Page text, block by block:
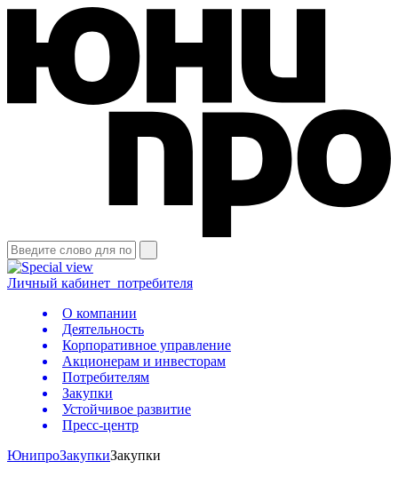
Личный кабинет потребителя
О компании
Деятельность
Корпоративное управление
Акционерам и инвесторам
Потребителям
Закупки
Устойчивое развитие
Пресс-центр
ЮнипроЗакупкиЗакупки